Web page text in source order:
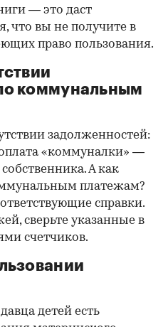
— это даст
что вы не получите в
право пользования.
коммунальным
задолженностей:
«коммуналки» —
А как
платежам?
справки.
сверьте указанные в
счетчиков.
детей есть